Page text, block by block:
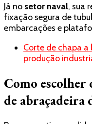
Já no setor naval, sua
fixação segura de
embarcações e
Corte de chapa
produção
Como
de abraçadeira